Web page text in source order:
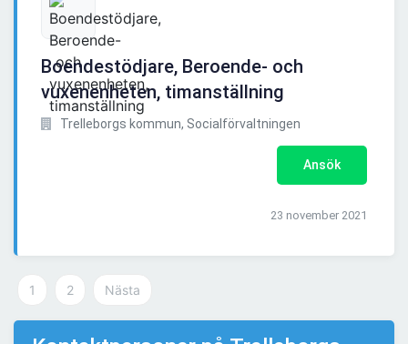
Boendestödjare, Beroende- och
vuxenenheten, timanställning
Trelleborgs kommun, Socialförvaltningen
Ansök
23 november 2021
1 2 Nästa